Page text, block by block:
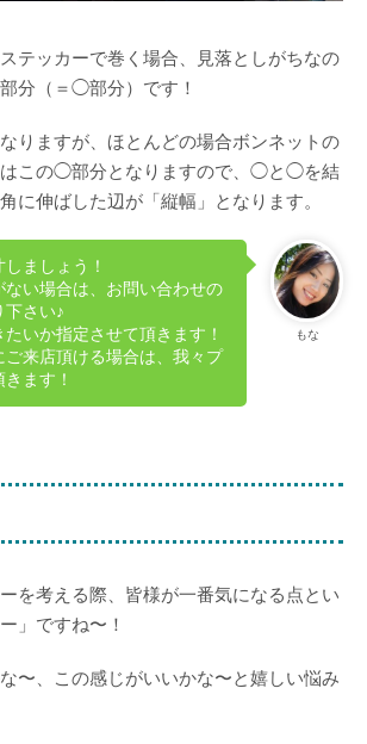
テッカーで巻く場合、見落としがちなの
分（＝◯部分）です！
りますが、ほとんどの場合ボンネットの
はこの◯部分となりますので、◯と◯を結
に伸ばした辺が「縦幅」となります。
もな
ましょう！
ない場合は、お問い合わせの
下さい♪
いか指定させて頂きます！
ご来店頂ける場合は、我々プ
ます！
を考える際、皆様が一番気になる点とい
」ですね〜！
〜、この感じがいいかな〜と嬉しい悩み